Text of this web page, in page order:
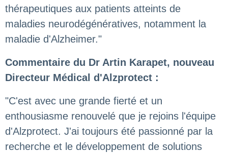
thérapeutiques aux patients atteints de
maladies neurodégénératives, notamment la
maladie d'Alzheimer."
Commentaire du Dr Artin Karapet, nouveau
Directeur Médical d'Alzprotect :
"C'est avec une grande fierté et un
enthousiasme renouvelé que je rejoins l'équipe
d'Alzprotect. J'ai toujours été passionné par la
recherche et le développement de solutions